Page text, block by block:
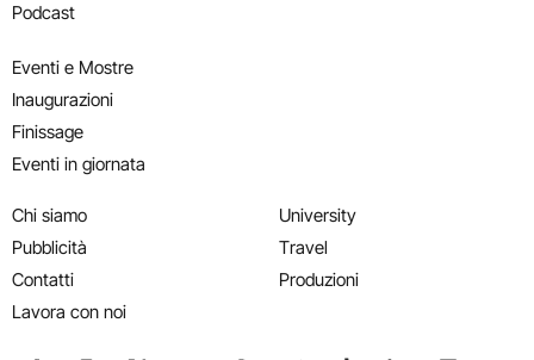
Podcast
Eventi e Mostre
Inaugurazioni
Finissage
Eventi in giornata
Chi siamo
Pubblicità
Contatti
Lavora con noi
University
Travel
Produzioni